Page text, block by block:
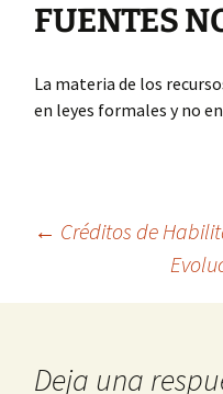
FUENTES
La materia de los
en leyes formales y no
← Créditos de
Deja una